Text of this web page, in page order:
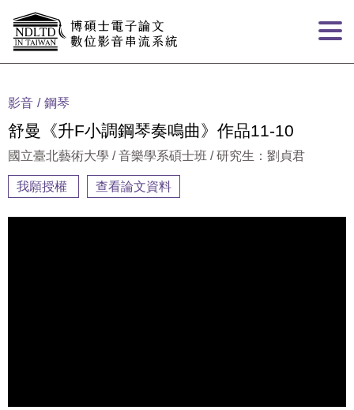
影音 鋼琴
舒曼《升F小調鋼琴奏鳴曲》作品11-10
國立臺北藝術大學 / 音樂學系碩士班 / 研究生：劉貞君
我願授權 查看論文資料